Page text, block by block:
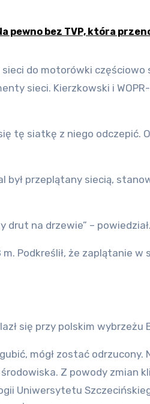
pewno bez TVP, która
do motorówki częściowo
sieci. Kierzkowski i
tę siatkę z niego odczepić.
był przeplątany siecią,
drut na drzewie” – powiedział.
Podkreślił, że zaplątanie w
się przy polskim wybrzeżu
mógł zostać odrzucony.
Z powody zmian
Uniwersytetu